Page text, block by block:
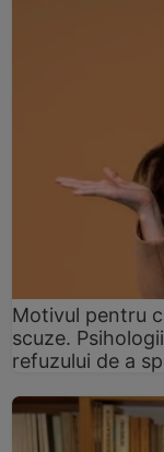
Motivul pentru
scuze.
refuzului de a